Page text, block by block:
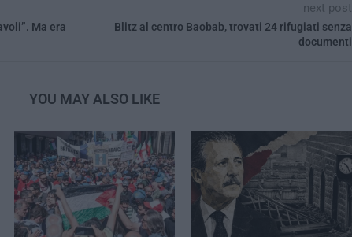
Ma era
next post
Blitz al centro Baobab, trovati 24 rifugiati senza
documenti
YOU MAY ALSO LIKE